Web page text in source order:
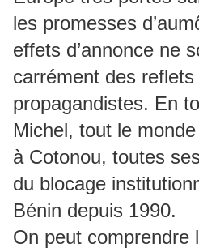
les promesses
effets d’annonce ne
carrément des
propagandistes. En
Michel, tout le monde
à Cotonou, toutes
du blocage
Bénin depuis 1990.
On peut comprendre